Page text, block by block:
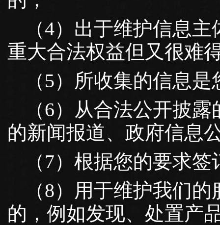
（4）出于维护信息
重大合法权益但又很难
（5）所收集的信息
（6）从合法公开披
的新闻报道、政府信息
（7）根据您的要求
（8）用于维护我们
的，例如发现、处置产